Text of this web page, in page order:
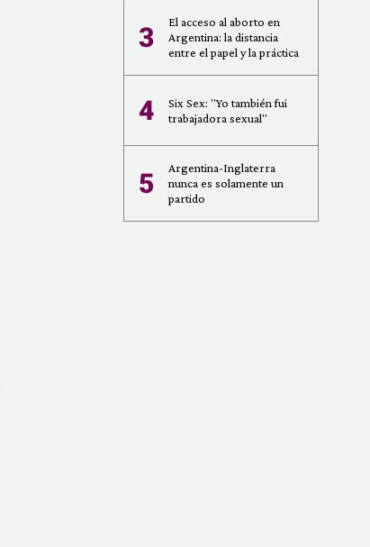
3
El acceso al aborto en
Argentina: la distancia
entre el papel y la práctica
4
Six Sex: "Yo también fui
trabajadora sexual"
5
Argentina-Inglaterra
nunca es solamente un
partido